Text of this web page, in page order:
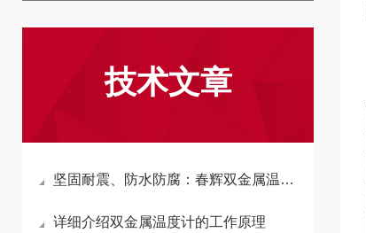
技术文章
坚固耐震、防水防腐：春辉双金属温度计的广泛应用场景解读
详细介绍双金属温度计的工作原理